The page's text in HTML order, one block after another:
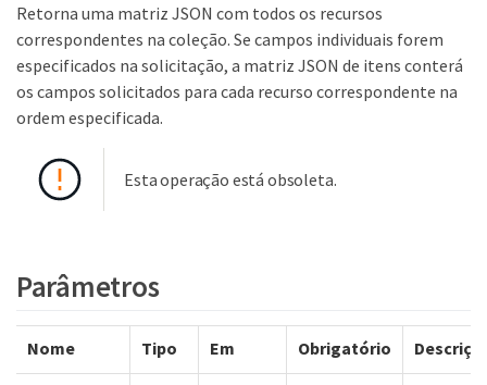
Retorna uma matriz JSON com todos os recursos
correspondentes na coleção. Se campos individuais forem
especificados na solicitação, a matriz JSON de itens conterá
os campos solicitados para cada recurso correspondente na
ordem especificada.
Esta operação está obsoleta.
Parâmetros
Nome Tipo Em Obrigatório